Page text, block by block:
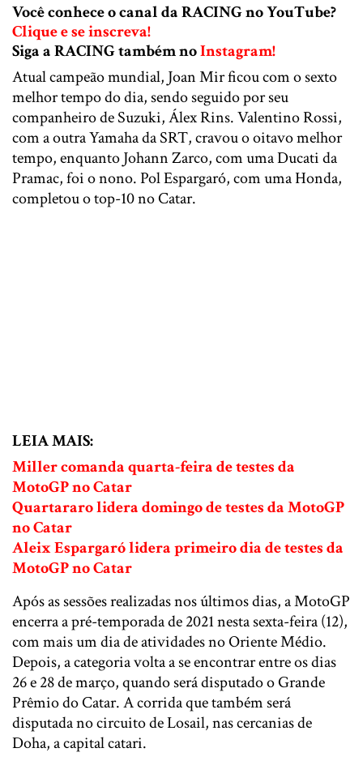
Você conhece o canal da RACING no YouTube?
Clique e se inscreva!
Siga a RACING também noInstagram!
Atual campeão mundial, Joan Mir ficou com o sexto
melhor tempo do dia, sendo seguido por seu
companheiro de Suzuki, Álex Rins. Valentino Rossi,
com a outra Yamaha da SRT, cravou o oitavo melhor
tempo, enquanto Johann Zarco, com uma Ducati da
Pramac, foi o nono. Pol Espargaró, com uma Honda,
completou o top-10 no Catar.
LEIA MAIS:
Miller comanda quarta-feira de testes da
MotoGP no Catar
Quartararo lidera domingo de testes da MotoGP
no Catar
Aleix Espargaró lidera primeiro dia de testes da
MotoGP no Catar
Após as sessões realizadas nos últimos dias, a MotoGP
encerra a pré-temporada de 2021 nesta sexta-feira (12),
com mais um dia de atividades no Oriente Médio.
Depois, a categoria volta a se encontrar entre os dias
26 e 28 de março, quando será disputado o Grande
Prêmio do Catar. A corrida que também será
disputada no circuito de Losail, nas cercanias de
Doha, a capital catari.